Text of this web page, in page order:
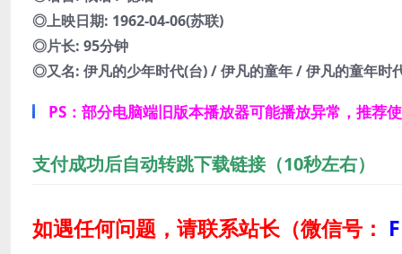
◎上映日期: 1962-04-06(苏联)
◎片长: 95分钟
◎又名: 伊凡的少年时代(台) / 伊凡的童年 / 伊凡的童年
PS：部分电脑端旧版本播放器可能播放异常，推荐
支付成功后自动转跳下载链接（10秒左右）
如遇任何问题，请联系站长（微信号：